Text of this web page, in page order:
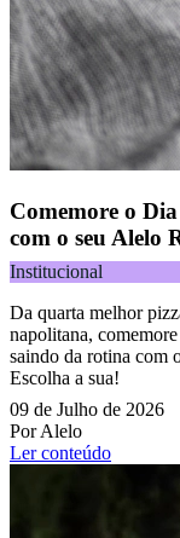
Comemore o
com o seu Alelo
Institucional
Da quarta melhor
napolitana,
saindo da rotina com
Escolha a sua!
09 de Julho de 2026
Por Alelo
Ler conteúdo